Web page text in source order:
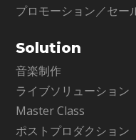
プロモーション／セー
Solution
音楽制作
ライブソリューション
Master Class
ポストプロダクション